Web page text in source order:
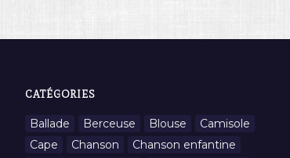
CATÉGORIES
Ballade Berceuse Blouse
Camisole
Cape
Chanson
Chanson enfantine